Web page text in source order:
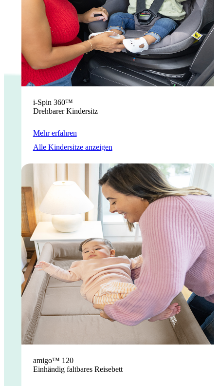
i-Spin 360™
Drehbarer Kindersitz
Mehr erfahren
Alle Kindersitze anzeigen
amigo™ 120
Einhändig faltbares Reisebett